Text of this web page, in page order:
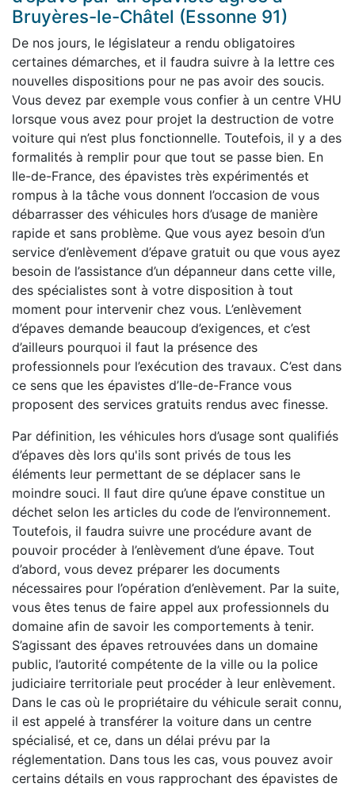
Bruyères-le-Châtel (Essonne 91)
De nos jours, le législateur a rendu obligatoires
certaines démarches, et il faudra suivre à la lettre ces
nouvelles dispositions pour ne pas avoir des soucis.
Vous devez par exemple vous confier à un centre VHU
lorsque vous avez pour projet la destruction de votre
voiture qui n’est plus fonctionnelle. Toutefois, il y a des
formalités à remplir pour que tout se passe bien. En
Ile-de-France, des épavistes très expérimentés et
rompus à la tâche vous donnent l’occasion de vous
débarrasser des véhicules hors d’usage de manière
rapide et sans problème. Que vous ayez besoin d’un
service d’enlèvement d’épave gratuit ou que vous ayez
besoin de l’assistance d’un dépanneur dans cette ville,
des spécialistes sont à votre disposition à tout
moment pour intervenir chez vous. L’enlèvement
d’épaves demande beaucoup d’exigences, et c’est
d’ailleurs pourquoi il faut la présence des
professionnels pour l’exécution des travaux. C’est dans
ce sens que les épavistes d’Ile-de-France vous
proposent des services gratuits rendus avec finesse.
Par définition, les véhicules hors d’usage sont qualifiés
d’épaves dès lors qu'ils sont privés de tous les
éléments leur permettant de se déplacer sans le
moindre souci. Il faut dire qu’une épave constitue un
déchet selon les articles du code de l’environnement.
Toutefois, il faudra suivre une procédure avant de
pouvoir procéder à l’enlèvement d’une épave. Tout
d’abord, vous devez préparer les documents
nécessaires pour l’opération d’enlèvement. Par la suite,
vous êtes tenus de faire appel aux professionnels du
domaine afin de savoir les comportements à tenir.
S’agissant des épaves retrouvées dans un domaine
public, l’autorité compétente de la ville ou la police
judiciaire territoriale peut procéder à leur enlèvement.
Dans le cas où le propriétaire du véhicule serait connu,
il est appelé à transférer la voiture dans un centre
spécialisé, et ce, dans un délai prévu par la
réglementation. Dans tous les cas, vous pouvez avoir
certains détails en vous rapprochant des épavistes de